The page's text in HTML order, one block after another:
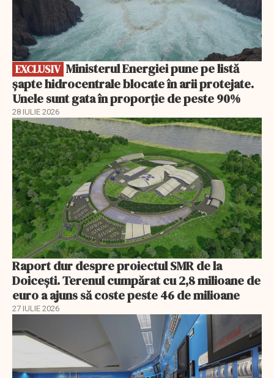
EXCLUSIV
șapte hidrocentrale blocate în arii protejate.
Unele sunt gata în proporție de peste 90%
28 IULIE 2026
Raport dur despre proiectul SMR de la
Doicești. Terenul cumpărat cu 2,8 milioane de
euro a ajuns să coste peste 46 de milioane
27 IULIE 2026